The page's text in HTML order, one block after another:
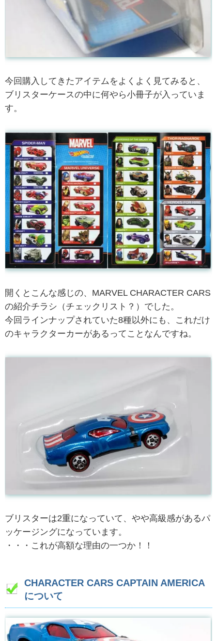
今回購入してきたアイテムをよくよく見てみると、
ブリスターケースの中に何やら小冊子が入っていま
す。
開くとこんな感じの、MARVEL CHARACTER CARS
の紹介チラシ（チェックリスト？）でした。
今回ラインナップされていた8種以外にも、これだけ
のキャラクターカーがあるってことなんですね。
ブリスターは2重になっていて、やや高級感があるパ
ッケージングになっています。
・・・これが高額な理由の一つか！！
CHARACTER CARS CAPTAIN AMERICA
について